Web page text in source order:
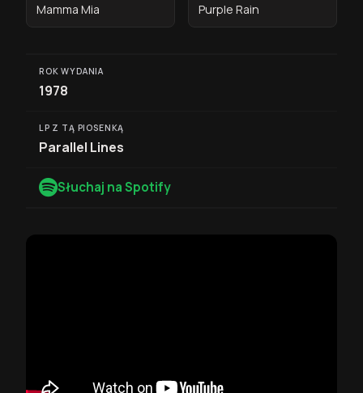
Mamma Mia Purple Rain
ROK WYDANIA
1978
LP Z TĄ PIOSENKĄ
Parallel Lines
Słuchaj na Spotify